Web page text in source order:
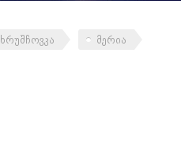
ხრუშჩოვკა მერია